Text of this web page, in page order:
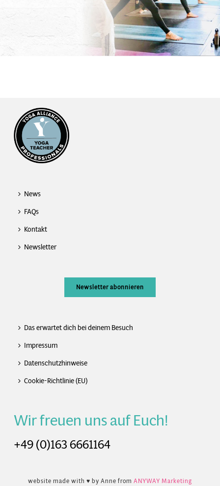
News
FAQs
Kontakt
Newsletter
Newsletter abonnieren
Das erwartet dich bei deinem Besuch
Impressum
Datenschutzhinweise
Cookie-Richtlinie (EU)
Wir freuen uns auf Euch!
+49 (0)163 6661164
website made with ♥ by Anne from ANYWAY Marketing